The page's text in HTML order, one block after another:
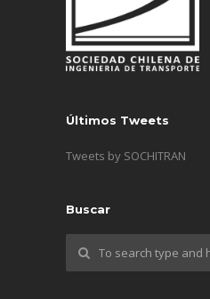
Últimos Tweets
Tweets by SOCHITRAN
Buscar